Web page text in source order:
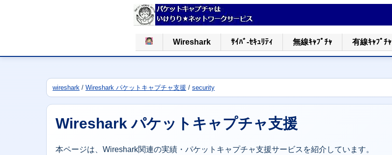
Wireshark ｻｲﾊﾞ-ｾｷｭﾘﾃｨ 無線ｷｬﾌﾟﾁｬ 有線ｷｬﾌﾟﾁｬ
wireshark / Wireshark パケットキャプチャ支援 / security
Wireshark パケットキャプチャ支援
本ページは、Wireshark関連の実績・パケットキャプチャ支援サービスを紹介しています。